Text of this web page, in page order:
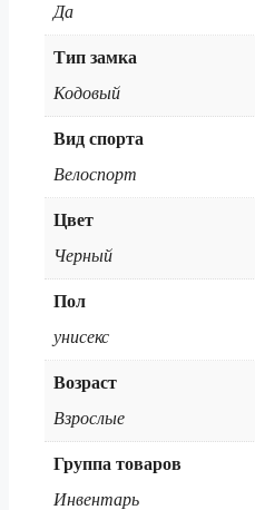
Да
Тип замка
Кодовый
Вид спорта
Велоспорт
Цвет
Черный
Пол
унисекс
Возраст
Взрослые
Группа товаров
Инвентарь